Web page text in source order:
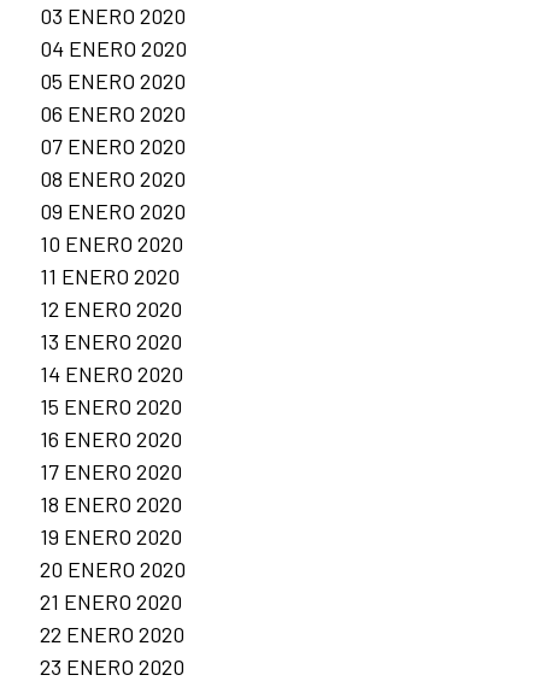
03 ENERO 2020
04 ENERO 2020
05 ENERO 2020
06 ENERO 2020
07 ENERO 2020
08 ENERO 2020
09 ENERO 2020
10 ENERO 2020
11 ENERO 2020
12 ENERO 2020
13 ENERO 2020
14 ENERO 2020
15 ENERO 2020
16 ENERO 2020
17 ENERO 2020
18 ENERO 2020
19 ENERO 2020
20 ENERO 2020
21 ENERO 2020
22 ENERO 2020
23 ENERO 2020